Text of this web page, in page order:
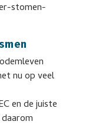
stomen-
nu op veel
en de juiste